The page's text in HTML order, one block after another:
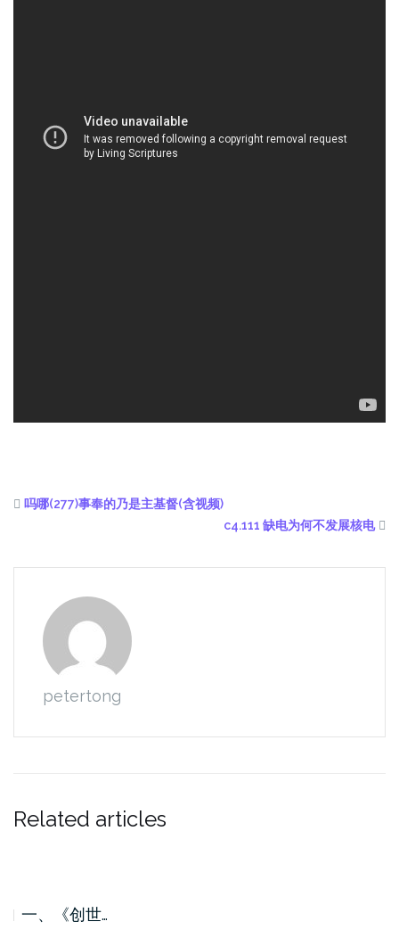
吗哪(277)事奉的乃是主基督(含视频)
c4.111 缺电为何不发展核电
petertong
Related articles
一、《创世…